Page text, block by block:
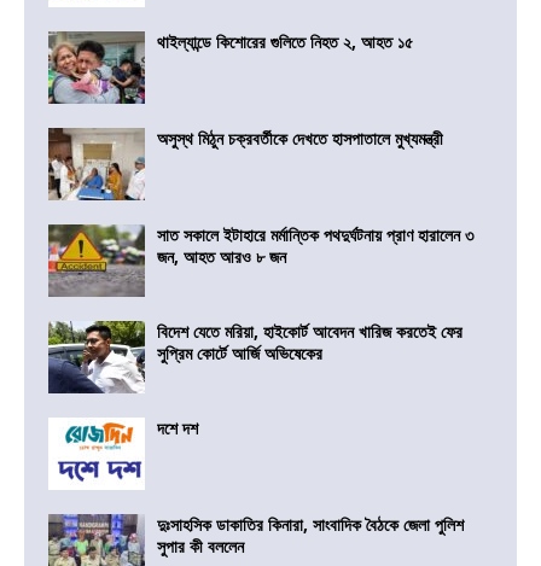
থাইল্যান্ডে কিশোরের গুলিতে নিহত ২, আহত ১৫
অসুস্থ মিঠুন চক্রবর্তীকে দেখতে হাসপাতালে মুখ্যমন্ত্রী
সাত সকালে ইটাহারে মর্মান্তিক পথদুর্ঘটনায় প্রাণ হারালেন ৩
জন, আহত আরও ৮ জন
বিদেশ যেতে মরিয়া, হাইকোর্ট আবেদন খারিজ করতেই ফের
সুপ্রিম কোর্টে আর্জি অভিষেকের
দশে দশ
দুঃসাহসিক ডাকাতির কিনারা, সাংবাদিক বৈঠকে জেলা পুলিশ
সুপার কী বললেন